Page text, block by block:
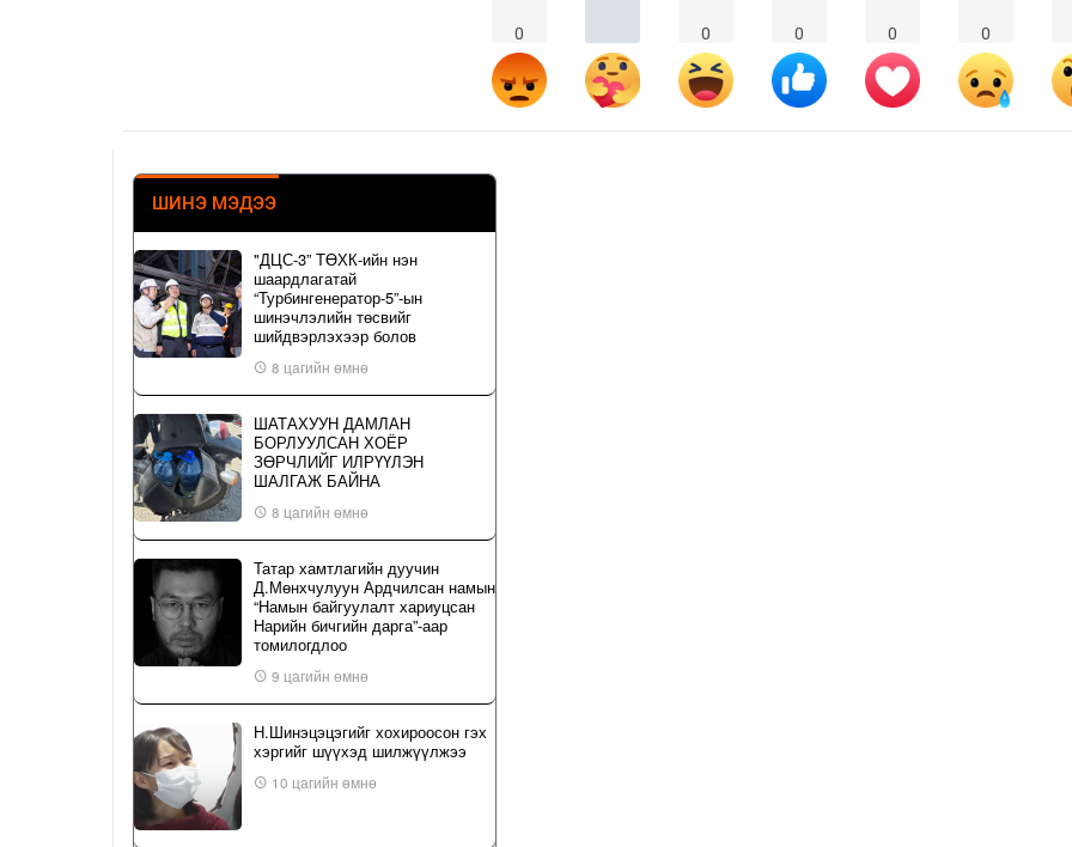
0 0 0 0 0
ШИНЭ МЭДЭЭ
"ДЦС-3” ТӨХК-ийн нэн
шаардлагатай
“Турбингенератор-5”-ын
шинэчлэлийн төсвийг
шийдвэрлэхээр болов
8 цагийн өмнө
ШАТАХУУН ДАМЛАН
БОРЛУУЛСАН ХОЁР
ЗӨРЧЛИЙГ ИЛРҮҮЛЭН
ШАЛГАЖ БАЙНА
8 цагийн өмнө
Татар хамтлагийн дуучин
Д.Мөнхчулуун Ардчилсан намын
“Намын байгуулалт хариуцсан
Нарийн бичгийн дарга”-аар
томилогдлоо
9 цагийн өмнө
Н.Шинэцэцэгийг хохироосон гэх
хэргийг шүүхэд шилжүүлжээ
10 цагийн өмнө